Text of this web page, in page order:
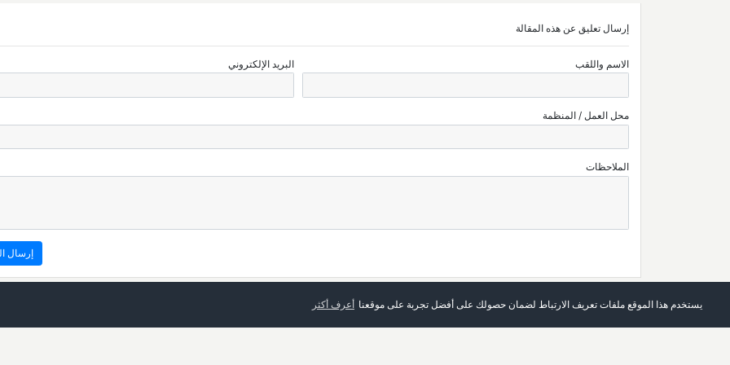
يستخدم هذا الموقع ملفات تعريف الارتباط لضمان حصولك على أفضل تجربة على موقعنا أعرف أكثر
إرسال تعليق عن هذه المقالة
الاسم واللقب البريد الإلكتروني
محل العمل / المنظمة
الملاحظات